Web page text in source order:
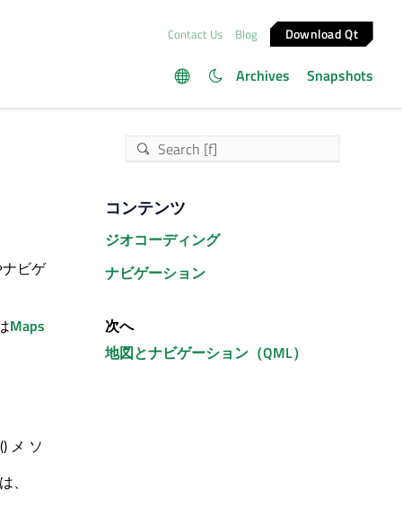
Contact Us Blog Download Qt
Archives Snapshots
ビゲ
Maps
() メ ソ
、
コンテンツ
ジオコーディング
ナビゲーション
次へ
地図とナビゲーション（QML）